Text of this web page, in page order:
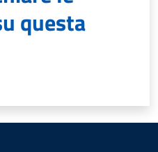
questa
su 5
5